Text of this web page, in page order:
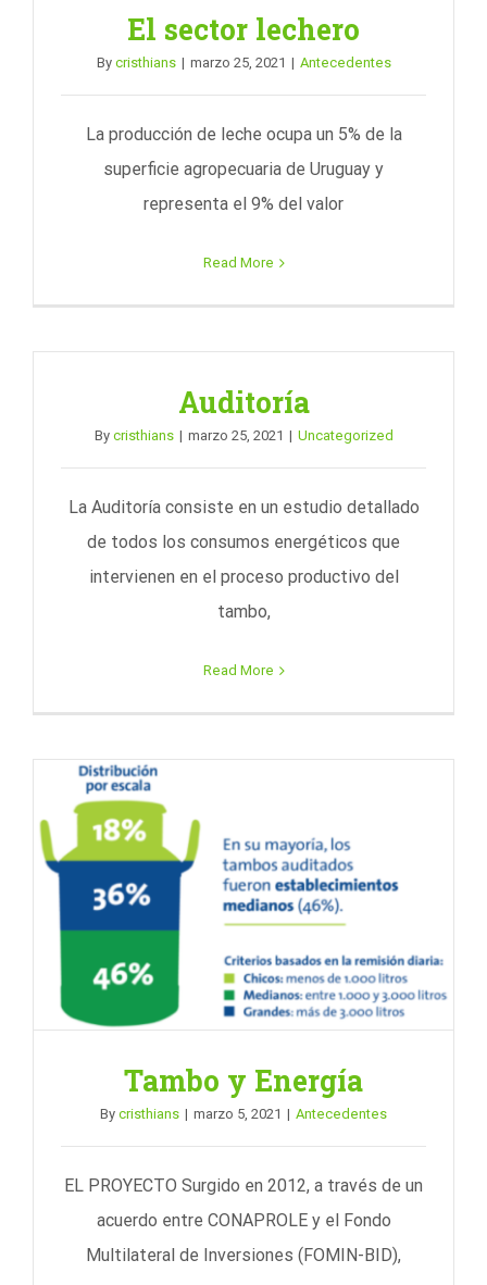
El sector lechero
By cristhians | marzo 25, 2021 | Antecedentes
La producción de leche ocupa un 5% de la
superficie agropecuaria de Uruguay y
representa el 9% del valor
Read More
Auditoría
By cristhians | marzo 25, 2021 | Uncategorized
La Auditoría consiste en un estudio detallado
de todos los consumos energéticos que
intervienen en el proceso productivo del
tambo,
Read More
Tambo y Energía
By cristhians | marzo 5, 2021 | Antecedentes
EL PROYECTO Surgido en 2012, a través de un
acuerdo entre CONAPROLE y el Fondo
Multilateral de Inversiones (FOMIN-BID),